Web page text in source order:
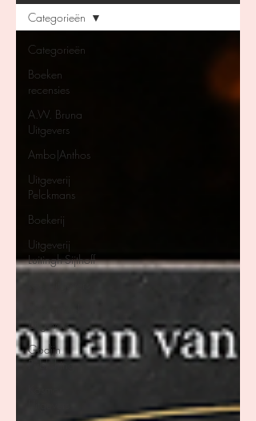
Categorieën
Boeken
recensies
A.W. Bruna
Uitgevers
Ambo|Anthos
Uitgeverij
Pelckmans
Boekerij
Uitgeverij
Luitingh-Sijthoff
Uitgevers
Godijn
Publishing
Categorieën